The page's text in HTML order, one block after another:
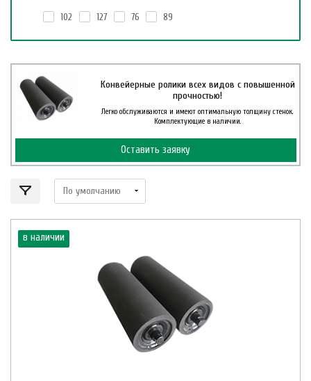
Конвейерные ролики всех видов с повышенной
прочностью!
Легко обслуживаются и имеют оптимальную толщину стенок.
Комплектующие в наличии.
Оставить заявку
в наличии
102 127 76 89